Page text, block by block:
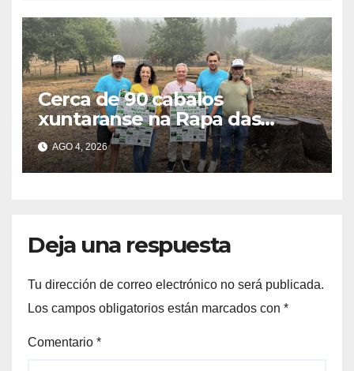
Cerca de 90 cabalos
xuntaranse na Rapa das
Bestas do Monte Gagán esta
fin de semana
AGO 4, 2026
Deja una respuesta
Tu dirección de correo electrónico no será publicada.
Los campos obligatorios están marcados con *
Comentario *